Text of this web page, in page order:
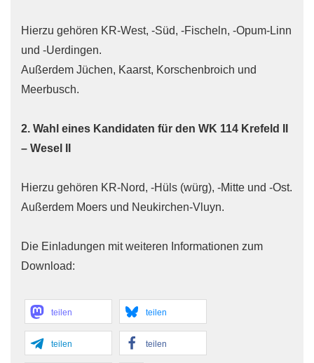
Hierzu gehören KR-West, -Süd, -Fischeln, -Opum-Linn
und -Uerdingen.
Außerdem Jüchen, Kaarst, Korschenbroich und
Meerbusch.
2. Wahl eines Kandidaten für den WK 114 Krefeld II
– Wesel II
Hierzu gehören KR-Nord, -Hüls (würg), -Mitte und -Ost.
Außerdem Moers und Neukirchen-Vluyn.
Die Einladungen mit weiteren Informationen zum
Download:
teilen teilen
teilen teilen